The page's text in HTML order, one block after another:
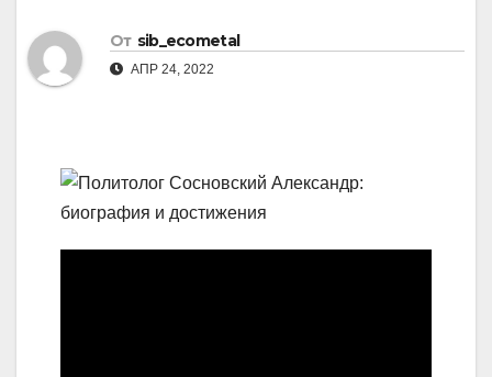
От sib_ecometal
АПР 24, 2022